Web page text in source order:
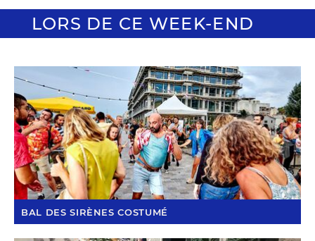
LORS DE CE WEEK-END
BAL DES SIRÈNES COSTUMÉ